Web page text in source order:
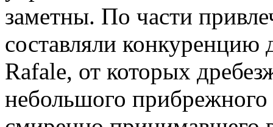
заметны. По части
составляли конкуренцию
Rafale, от которых
небольшого